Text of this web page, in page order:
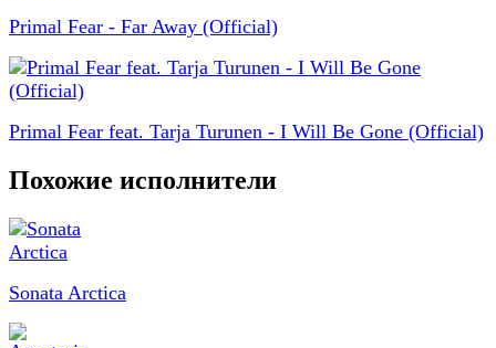
Primal Fear - Far Away (Official)
Primal Fear feat. Tarja Turunen - I Will Be Gone (Official)
Похожие исполнители
Sonata Arctica